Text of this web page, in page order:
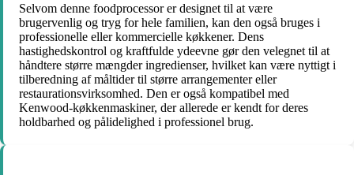
Selvom denne foodprocessor er designet til at være
brugervenlig og tryg for hele familien, kan den også bruges i
professionelle eller kommercielle køkkener. Dens
hastighedskontrol og kraftfulde ydeevne gør den velegnet til at
håndtere større mængder ingredienser, hvilket kan være nyttigt i
tilberedning af måltider til større arrangementer eller
restaurationsvirksomhed. Den er også kompatibel med
Kenwood-køkkenmaskiner, der allerede er kendt for deres
holdbarhed og pålidelighed i professionel brug.